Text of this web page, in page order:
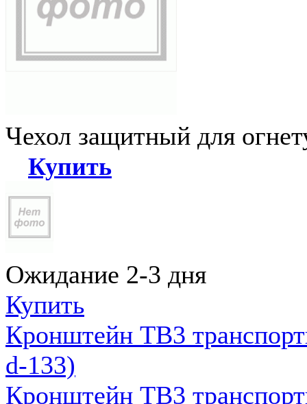
Чехол защитный для
Купить
Ожидание 2-3 дня
Купить
Кронштейн ТВ3
d-133)
Кронштейн ТВ3